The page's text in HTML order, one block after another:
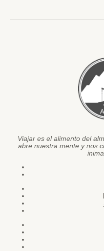
Viajar es el alimento del
abre nuestra mente y nos